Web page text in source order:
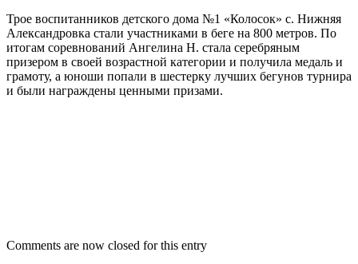
Трое воспитанников детского дома №1 «Колосок» с. Нижняя
Александровка стали участниками в беге на 800 метров. По
итогам соревнований Ангелина Н. стала серебряным
призером в своей возрастной категории и получила медаль и
грамоту, а юноши попали в шестерку лучших бегунов турнира
и были награждены ценными призами.
Comments are now closed for this entry